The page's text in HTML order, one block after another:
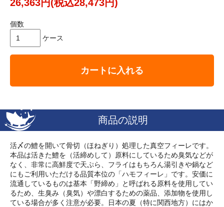
26,363円(税込28,473円)
個数
ケース
カートに入れる
商品の説明
活〆の鱧を開いて骨切（ほねぎり）処理した真空フィーレです。
本品は活きた鱧を（活締めして）原料にしているため臭気などが
なく、非常に高鮮度で天ぷら、フライはもちろん湯引きや鍋など
にもご利用いただける品質本位の「ハモフィーレ」です。安価に
流通しているものは基本「野締め」と呼ばれる原料を使用してい
るため、生臭み（臭気）や漂白するための薬品、添加物を使用し
ている場合が多く注意が必要。日本の夏（特に関西地方）にはか